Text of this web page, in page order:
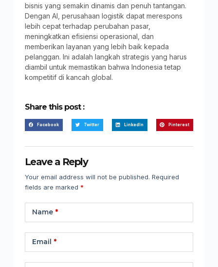
bisnis yang semakin dinamis dan penuh tantangan.
Dengan AI, perusahaan logistik dapat merespons
lebih cepat terhadap perubahan pasar,
meningkatkan efisiensi operasional, dan
memberikan layanan yang lebih baik kepada
pelanggan. Ini adalah langkah strategis yang harus
diambil untuk memastikan bahwa Indonesia tetap
kompetitif di kancah global.
Share this post :
Facebook Twitter LinkedIn Pinterest
Leave a Reply
Your email address will not be published. Required
fields are marked *
Name*
Email *